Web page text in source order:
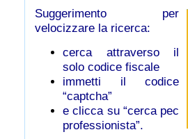
Suggerimento per
velocizzare la ricerca:
cerca attraverso il
solo codice fiscale
immetti il codice
“captcha”
e clicca su “cerca pec
professionista”.